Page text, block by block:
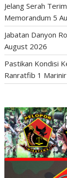
Jelang Serah
Memorandum 5
Jabatan Danyon
August 2026
Pastikan Kondisi
Ranratfib 1